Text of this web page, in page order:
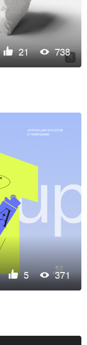
21 738
5 371